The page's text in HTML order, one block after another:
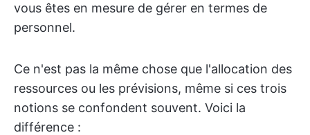
vous êtes en mesure de gérer en termes de
personnel.
Ce n'est pas la même chose que l'allocation des
ressources ou les prévisions, même si ces trois
notions se confondent souvent. Voici la
différence :